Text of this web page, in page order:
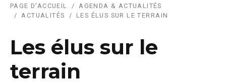
PAGE D'ACCUEIL
AGENDA & ACTUALITÉS
ACTUALITÉS
LES ÉLUS SUR LE TERRAIN
Les élus sur le
terrain